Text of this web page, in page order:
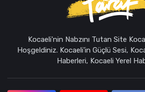
Kocaeli'nin Nabzını Tutan Site
Hoşgeldiniz. Kocaeli'in Güçlü Sesi,
Haberleri, Kocaeli Yerel